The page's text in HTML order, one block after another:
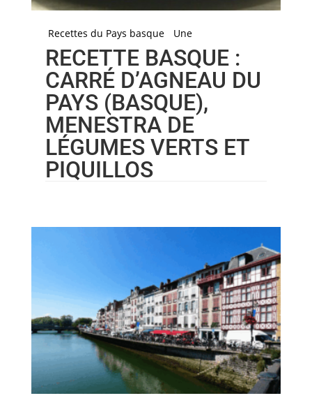
Recettes du Pays basque Une
RECETTE BASQUE :
CARRÉ D’AGNEAU DU
PAYS (BASQUE),
MENESTRA DE
LÉGUMES VERTS ET
PIQUILLOS